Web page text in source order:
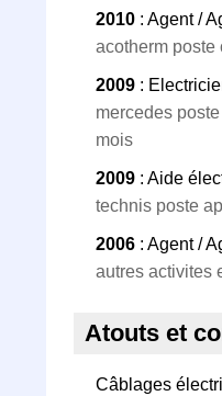
2010 : Agent /
acotherm poste
2009 :
mercedes
mois
2009 : Aide
technis poste
2006 : Agent /
autres activites
Atouts et
Câblages